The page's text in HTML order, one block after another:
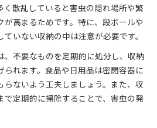
く散乱していると害虫の隠れ場所や繁
高まるためです。特に、段ボールや
いない収納の中は注意が必要です。
、不要なものを定期的に処分し、収納
られます。食品や日用品は密閉容器に
らないよう工夫しましょう。また、収
で定期的に掃除することで、害虫の発